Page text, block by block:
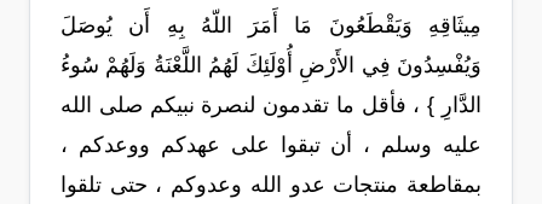
مِيثَاقِهِ وَيَقْطَعُونَ مَا أَمَرَ اللّهُ بِهِ أَن يُوصَلَ
وَيُفْسِدُونَ فِي الأَرْضِ أُوْلَئِكَ لَهُمُ اللَّعْنَةُ وَلَهُمْ سُوءُ
الدَّارِ } ، فأقل ما تقدمون لنصرة نبيكم صلى الله
عليه وسلم ، أن تبقوا على عهدكم ووعدكم ،
بمقاطعة منتجات عدو الله وعدوكم ، حتى تلقوا